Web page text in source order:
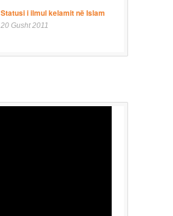
Statusi i ilmul kelamit në Islam
20 Gusht 2011